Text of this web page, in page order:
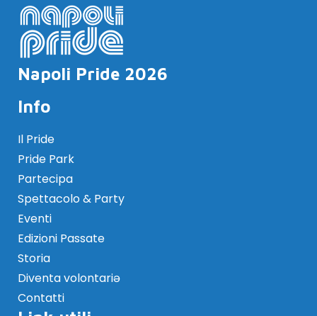
Napoli Pride 2026
Info
Il Pride
Pride Park
Partecipa
Spettacolo & Party
Eventi
Edizioni Passate
Storia
Diventa volontariə
Contatti